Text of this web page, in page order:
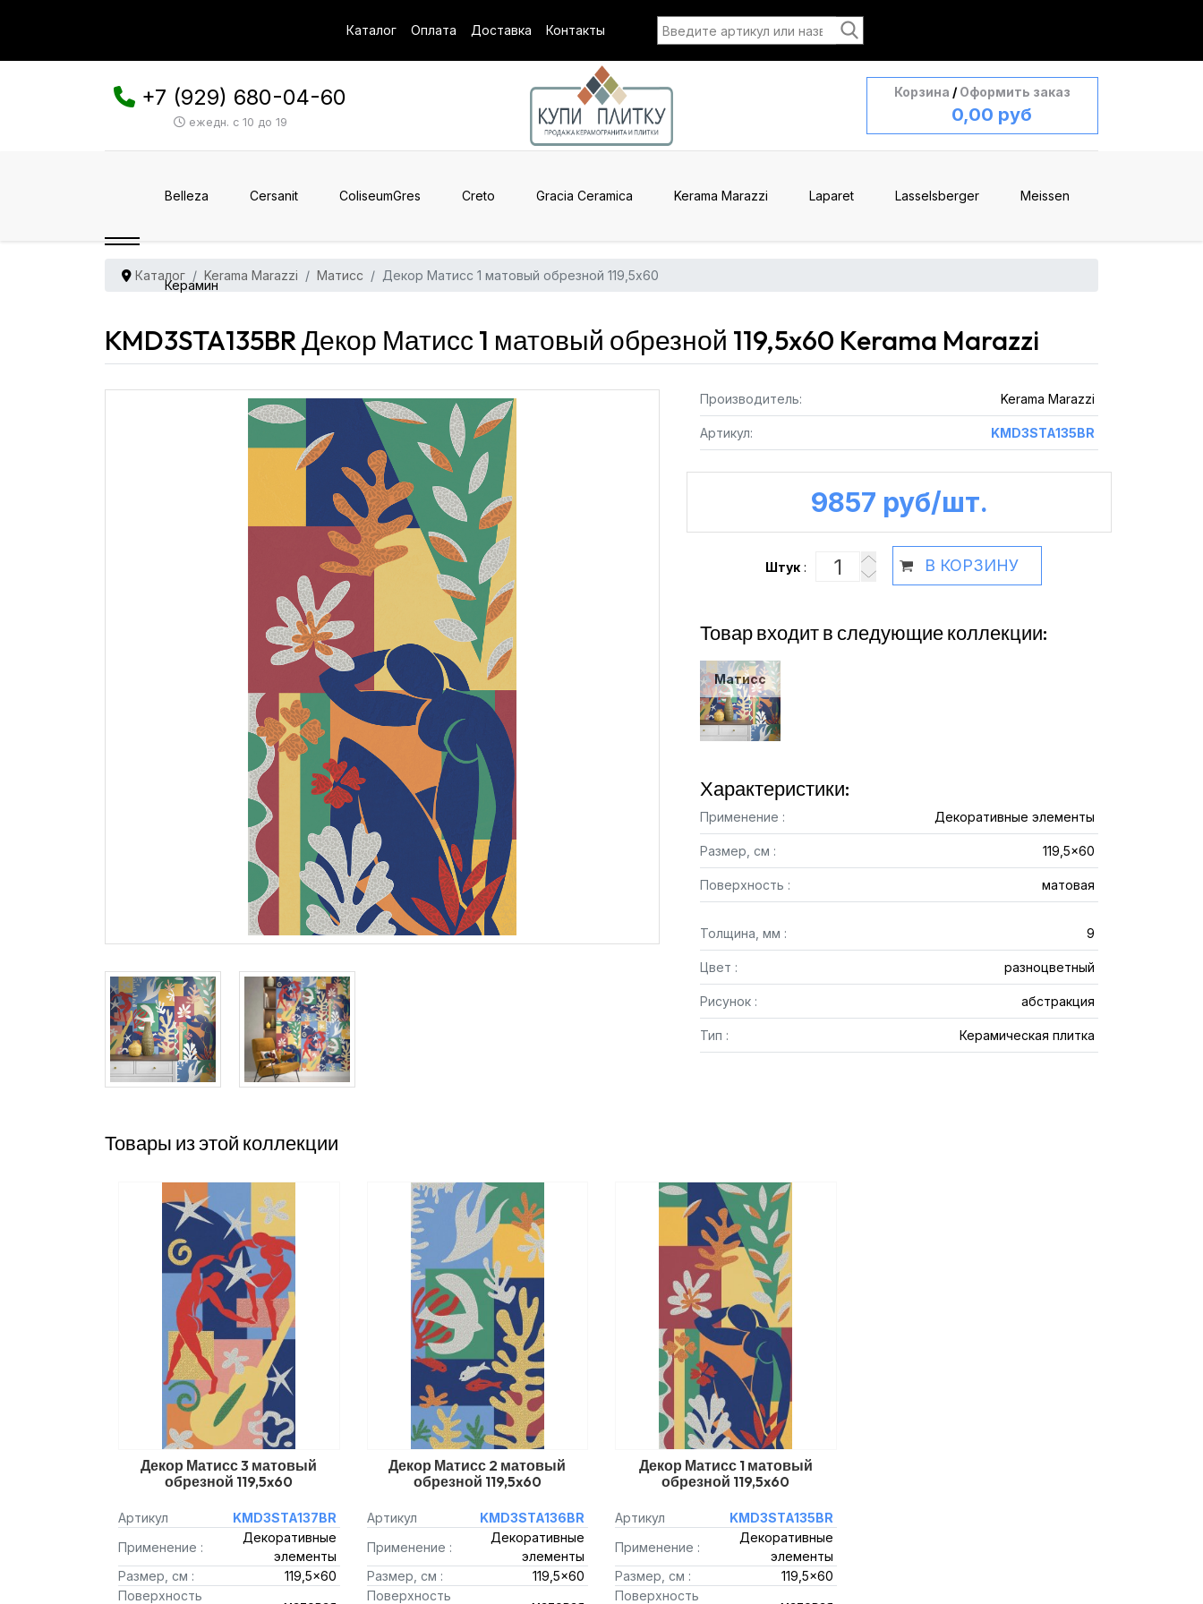
Каталог Оплата Доставка Контакты
+7 (929) 680-04-60
ежедн. с 10 до 19
Корзина / Оформить заказ
0,00 руб
Belleza Cersanit ColiseumGres Creto Gracia Ceramica Kerama Marazzi Laparet Lasselsberger Meissen
Керамин
Каталог Kerama Marazzi Матисс Декор Матисс 1 матовый обрезной 119,5x60
KMD3STA135BR Декор Матисс 1 матовый обрезной 119,5x60 Kerama Marazzi
Производитель: Kerama Marazzi
Артикул: KMD3STA135BR
9857 руб /шт.
Штук : В КОРЗИНУ
Товар входит в следующие коллекции:
Матисс
Характеристики:
Применение : Декоративные элементы
Размер, см : 119,5x60
Поверхность : матовая
Толщина, мм : 9
Цвет : разноцветный
Рисунок : абстракция
Тип : Керамическая плитка
Товары из этой коллекции
Декор Матисс 3 матовый
обрезной 119,5x60
Артикул
KMD3STA137BR
Применение :
Декоративные
элементы
Размер, см :
119,5x60
Поверхность
Декор Матисс 2 матовый
обрезной 119,5x60
Артикул
KMD3STA136BR
Применение :
Декоративные
элементы
Размер, см :
119,5x60
Поверхность
Декор Матисс 1 матовый
обрезной 119,5x60
Артикул
KMD3STA135BR
Применение :
Декоративные
элементы
Размер, см :
119,5x60
Поверхность